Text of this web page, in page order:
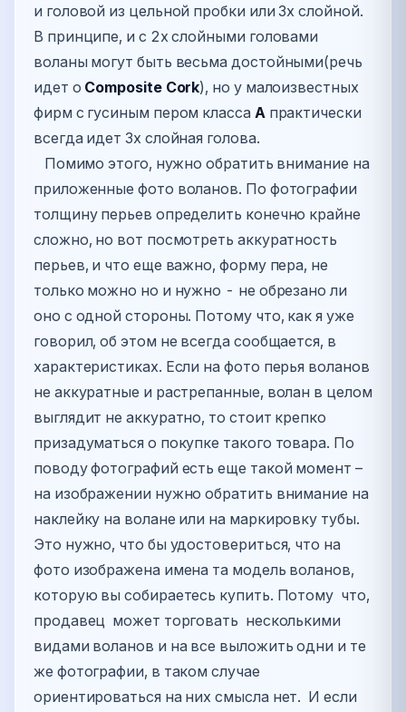
и головой из цельной пробки или 3х слойной.
В принципе, и с 2х слойными головами
воланы могут быть весьма достойными(речь
идет о Composite Cork), но у малоизвестных
фирм с гусиным пером класса А практически
всегда идет 3х слойная голова.
Помимо этого, нужно обратить внимание на
приложенные фото воланов. По фотографии
толщину перьев определить конечно крайне
сложно, но вот посмотреть аккуратность
перьев, и что еще важно, форму пера, не
только можно но и нужно - не обрезано ли
оно с одной стороны. Потому что, как я уже
говорил, об этом не всегда сообщается, в
характеристиках. Если на фото перья воланов
не аккуратные и растрепанные, волан в целом
выглядит не аккуратно, то стоит крепко
призадуматься о покупке такого товара. По
поводу фотографий есть еще такой момент –
на изображении нужно обратить внимание на
наклейку на волане или на маркировку тубы.
Это нужно, что бы удостовериться, что на
фото изображена имена та модель воланов,
которую вы собираетесь купить. Потому что,
продавец может торговать несколькими
видами воланов и на все выложить одни и те
же фотографии, в таком случае
ориентироваться на них смысла нет. И если